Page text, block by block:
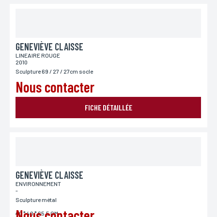
GENEVIÈVE CLAISSE
LINEAIRE ROUGE
2010
Sculpture 69 / 27 / 27cm socle
Nous contacter
FICHE DÉTAILLÉE
GENEVIÈVE CLAISSE
ENVIRONNEMENT
-
Sculpture métal
40 * 40 * 65.5 CM